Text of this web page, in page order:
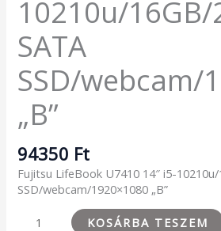
10210u/16GB/
SATA
SSD/webcam/
„B”
94350 Ft
Fujitsu LifeBook U7410 14″ i5-
SSD/webcam/1920×1080 „B”
KOSÁRBA TESZEM